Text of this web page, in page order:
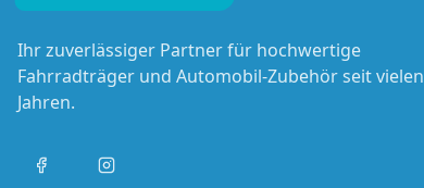
Ihr zuverlässiger Partner für hochwertige
Fahrradträger und Automobil-Zubehör seit vielen
Jahren.